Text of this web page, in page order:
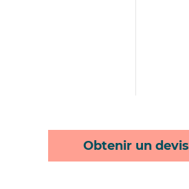
Obtenir un devis